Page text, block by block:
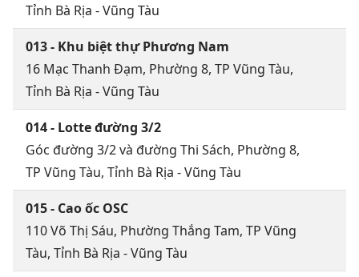
Tỉnh Bà Rịa - Vũng Tàu
013 - Khu biệt thự Phương Nam
16 Mạc Thanh Đạm, Phường 8, TP Vũng Tàu,
Tỉnh Bà Rịa - Vũng Tàu
014 - Lotte đường 3/2
Góc đường 3/2 và đường Thi Sách, Phường 8,
TP Vũng Tàu, Tỉnh Bà Rịa - Vũng Tàu
015 - Cao ốc OSC
110 Võ Thị Sáu, Phường Thắng Tam, TP Vũng
Tàu, Tỉnh Bà Rịa - Vũng Tàu